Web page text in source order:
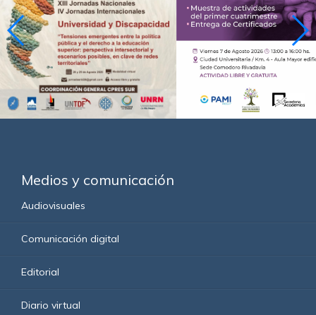
Medios y comunicación
Audiovisuales
Comunicación digital
Editorial
Diario virtual